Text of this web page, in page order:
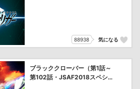
88938 気になる
ブラッククローバー（第1話～
第102話・JSAF2018スペシャ